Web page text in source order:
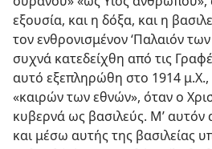
εξουσία, και η δόξα, και η
τον ενθρονισμένον ‘Παλαιόν
συχνά κατεδείχθη από τις
αυτό εξεπληρώθη στο 1914
«καιρών των εθνών», όταν ο
κυβερνά ως βασιλεύς. Μ’ αυτόν
και μέσω αυτής της βασιλείας